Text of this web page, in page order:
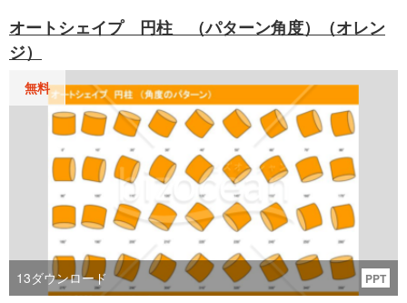
オートシェイプ 円柱 （パターン角度）（オレン
ジ）
無料
13ダウンロード PPT